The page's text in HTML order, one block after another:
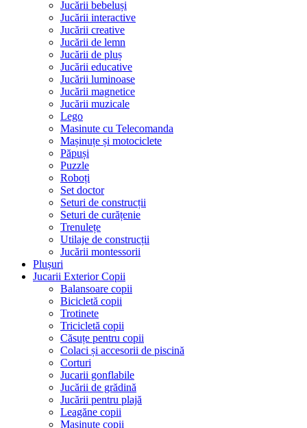
Jucării bebeluși
Jucării interactive
Jucării creative
Jucării de lemn
Jucării de pluș
Jucării educative
Jucării luminoase
Jucării magnetice
Jucării muzicale
Lego
Masinute cu Telecomanda
Mașinuțe și motociclete
Păpuși
Puzzle
Roboți
Set doctor
Seturi de construcții
Seturi de curățenie
Trenulețe
Utilaje de construcții
Jucării montessorii
Plușuri
Jucarii Exterior Copii
Balansoare copii
Bicicletă copii
Trotinete
Tricicletă copii
Căsuțe pentru copii
Colaci și accesorii de piscină
Corturi
Jucarii gonflabile
Jucării de grădină
Jucării pentru plajă
Leagăne copii
Mașinuțe copii